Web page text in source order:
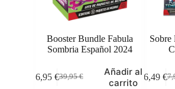
Booster Bundle Fabula
Sombria Español 2024
39,95€
El
36,95 €El
Añadir al
carrito
Sobre
El
6,49 €El